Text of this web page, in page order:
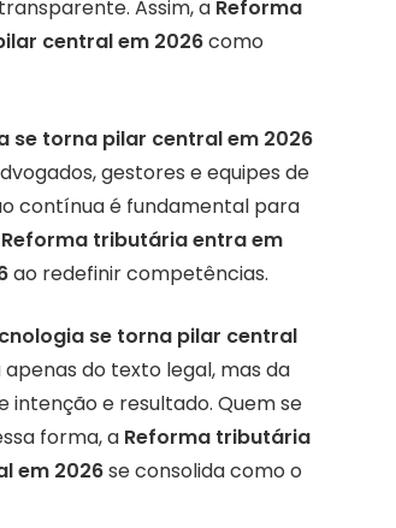
Assim, a Reforma
central em 2026como
se torna pilar central em 2026
gestores e equipes de
contínua é fundamental para
Reforma tributária entra em
ao redefinir competências.
se torna pilar central
do texto legal, mas da
e resultado. Quem se
forma, a Reforma tributária
em 2026se consolida como o